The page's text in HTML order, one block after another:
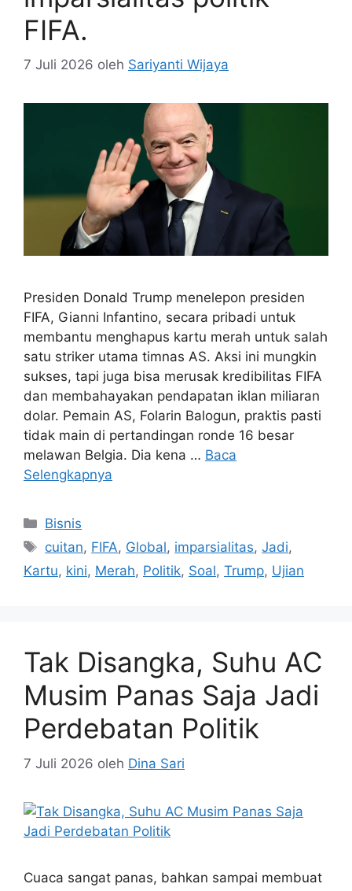
FIFA.
7 Juli 2026 oleh Sariyanti Wijaya
Presiden Donald Trump menelepon presiden
FIFA, Gianni Infantino, secara pribadi untuk
membantu menghapus kartu merah untuk salah
satu striker utama timnas AS. Aksi ini mungkin
sukses, tapi juga bisa merusak kredibilitas FIFA
dan membahayakan pendapatan iklan miliaran
dolar. Pemain AS, Folarin Balogun, praktis pasti
tidak main di pertandingan ronde 16 besar
melawan Belgia. Dia kena … Baca
Selengkapnya
Kategori
Bisnis
Tag
cuitan, FIFA, Global, imparsialitas,Jadi,
Kartu, kini, Merah, Politik, Soal, Trump, Ujian
Tak Disangka, Suhu AC
Musim Panas Saja Jadi
Perdebatan Politik
7 Juli 2026 oleh Dina Sari
Cuaca sangat panas, bahkan sampai membuat